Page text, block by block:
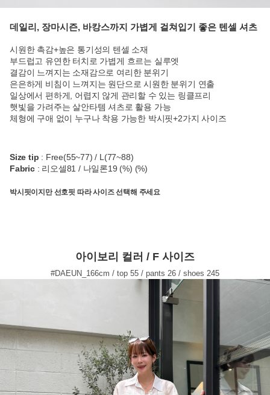
데일리, 장마시즌, 바캉스까지 가볍게 걸쳐입기 좋은 텐셀 셔츠
시원한 촉감+높은 통기성의 텐셀 소재
부드럽고 유연한 터치로 가볍게 흐르는 실루엣
결감이 느껴지는 소재감으로 여리한 분위기
은은하게 비침이 느껴지는 원단으로 시원한 분위기 연출
일상에서 편하게, 어렵지 않게 관리할 수 있는 링클프리
햇빛을 가려주는 살안타템 셔츠로 활용 가능
체형에 구애 없이 누구나 착용 가능한 박시핏+2가지 사이즈
Size tip : Free(55~77) / L(77~88)
Fabric: 리오셀81 / 나일론19 (%) (%)
박시핏이지만 선호핏 따라 사이즈 선택해 주세요
아이보리 컬러 / F 사이즈
#DAEUN_166cm / top 55 / pants 26 / shoes 245